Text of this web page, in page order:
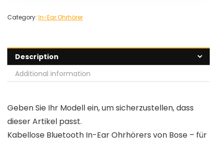
Category: In-Ear Ohrhörer
Description
Additional information
Geben Sie Ihr Modell ein, um sicherzustellen, dass
dieser Artikel passt.
Kabellose Bluetooth In-Ear Ohrhörers von Bose – für